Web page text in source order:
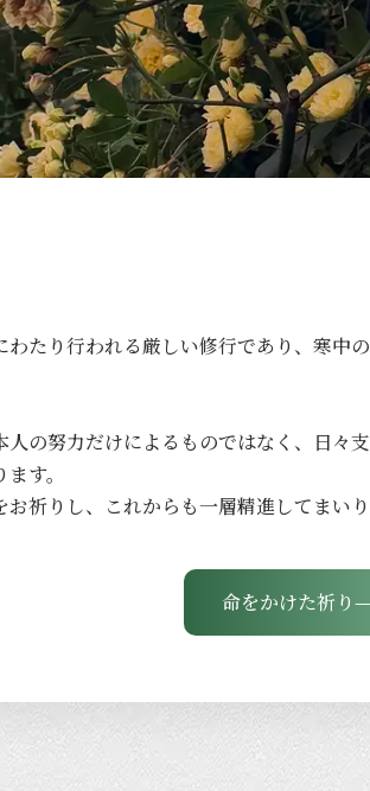
わたり行われる厳しい修行であり、 寒中の
人の努力だけによる ものではなく、 日々
す。
お祈りし、 これからも一層精進してまいり
命をかけた祈り